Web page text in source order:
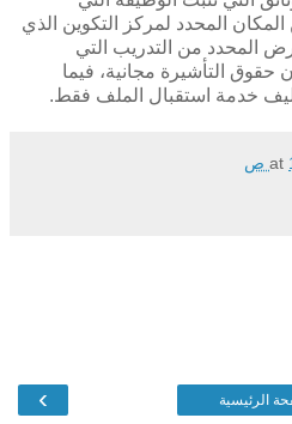
المكان المحدد لمركز التكوين الذي
المحدد من التدريب التي
حقوق التأشيرة مجانية، فيما
خدمة استقبال الملف فقط.
at
› الرئيسية